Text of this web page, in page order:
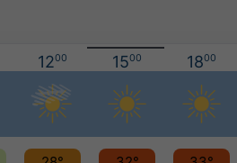
1200 1500 1800